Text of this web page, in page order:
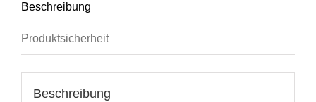
Beschreibung
Produktsicherheit
Beschreibung